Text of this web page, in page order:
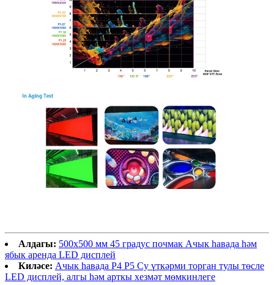
Алдагы: 500х500 мм 45 градус почмак Ачык һавада һәм
ябык аренда LED дисплей
Киләсе: Ачык һавада P4 P5 Су үткәрми торган тулы төсле
LED дисплей, алгы һәм арткы хезмәт мөмкинлеге